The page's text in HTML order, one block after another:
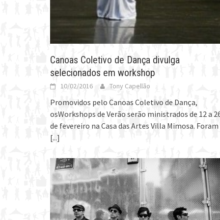
Canoas Coletivo de Dança divulga
selecionados em workshop
10/02/2016 Tony Capellão
Promovidos pelo Canoas Coletivo de Dança,
osWorkshops de Verão serão ministrados de 12 a
de fevereiro na Casa das Artes Villa Mimosa. Foram
[...]